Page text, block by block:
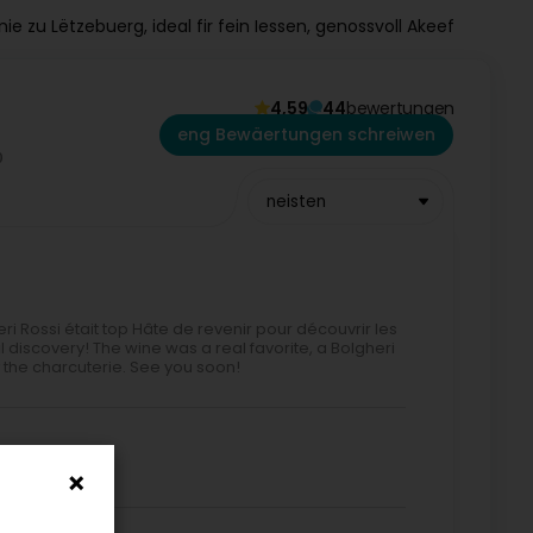
zu Lëtzebuerg, ideal fir fein Iessen, genossvoll Akeef
4,59 44bewertungen
eng Bewäertungen schreiwen
neisten
Rossi était top Hâte de revenir pour découvrir les
The wine was a real favorite, a Bolgheri
charcuterie. See you soon!